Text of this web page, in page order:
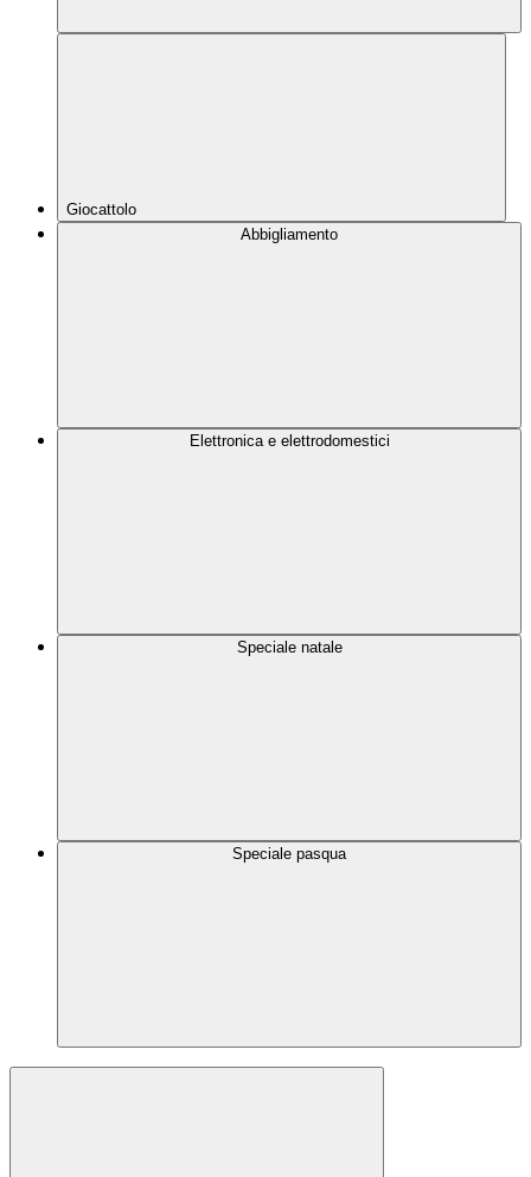
Giocattolo
Abbigliamento
Elettronica e elettrodomestici
Speciale natale
Speciale pasqua